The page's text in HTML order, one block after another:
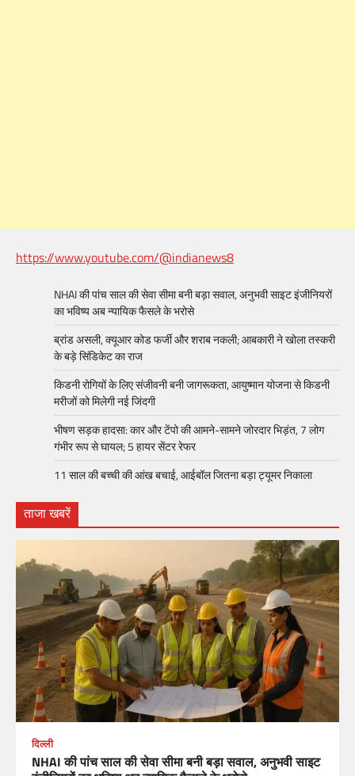
https://www.youtube.com/@indianews8
NHAI की पांच साल की सेवा सीमा बनी बड़ा सवाल, अनुभवी साइट इंजीनियरों
का भविष्य अब न्यायिक फैसले के भरोसे
ब्रांड असली, क्यूआर कोड फर्जी और शराब नकली; आबकारी ने खोला तस्करी
के बड़े सिंडिकेट का राज
किडनी रोगियों के लिए संजीवनी बनी जागरूकता, आयुष्मान योजना से किडनी
मरीजों को मिलेगी नई जिंदगी
भीषण सड़क हादसा: कार और टेंपो की आमने-सामने जोरदार भिड़ंत, 7 लोग
गंभीर रूप से घायल; 5 हायर सेंटर रेफर​
11 साल की बच्ची की आंख बचाई, आईबॉल जितना बड़ा ट्यूमर निकाला
ताजा खबरें
दिल्ली
NHAI की पांच साल की सेवा सीमा बनी बड़ा सवाल, अनुभवी साइट